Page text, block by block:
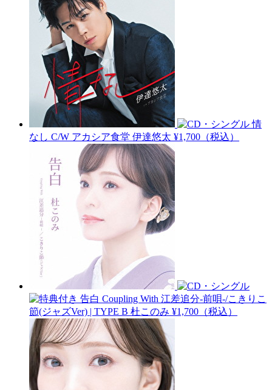
情
なし C/W アカシア食堂 伊達悠太 ¥1,700（税込）
告白 Coupling With 江差追分-前唄-/こきりこ
節(ジャズVer) | TYPE B 杜このみ ¥1,700（税込）